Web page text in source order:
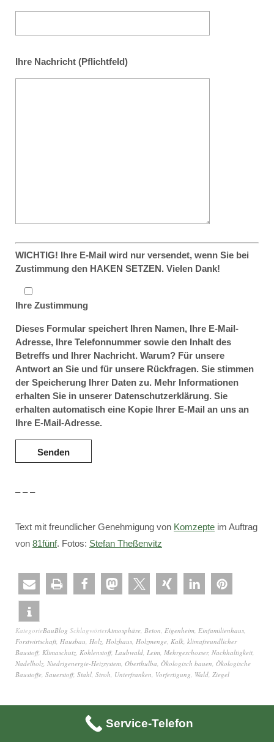
Ihre Nachricht (Pflichtfeld)
WICHTIG! Ihre E-Mail wird nur versendet, wenn Sie bei
Zustimmung den HAKEN SETZEN. Vielen Dank!
Ihre Zustimmung
Dieses Formular speichert Ihren Namen, Ihre E-Mail-
Adresse, Ihre Telefonnummer sowie den Inhalt des
Betreffs und Ihrer Nachricht. Warum? Für unsere
Antwort an Sie und für unsere Rückfragen. Sie stimmen
der Speicherung Ihrer Daten zu. Mehr Informationen
erhalten Sie in unserer Datenschutzerklärung. Sie
erhalten automatisch eine Kopie Ihrer E-Mail an uns an
Ihre E-Mail-Adresse.
– – –
Text mit freundlicher Genehmigung von Komzepte im Auftrag
von 81fünf. Fotos: Stefan Theßenvitz
KategorieBauBlog SchlagwörterAtmosphäre, Beton, Eigenheim, Einfamilienhaus,
Forstwirtschaft, Hausbau, Holz, Holzhaus, Holzmenge, Kalk, klimafreundlicher
Baustoff, Klimaschutz, Kohlenstoff, Laubwald, Leim, Mehrgeschosser, Nachhaltigkeit,
Nadelholz, Niedrigenergie-Heizsystem, Oberthulba, Ökologisch bauen, Ökologische
Baustoffe, Sauerstoff, Stahl, Stroh, Unterfranken, Vorfertigung, Wald, Ziegel
Service-Telefon